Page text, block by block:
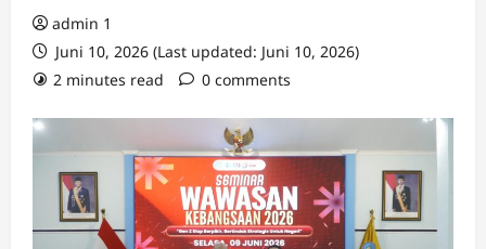
admin 1
Juni 10, 2026 (Last updated: Juni 10, 2026)
2 minutes read
0 comments